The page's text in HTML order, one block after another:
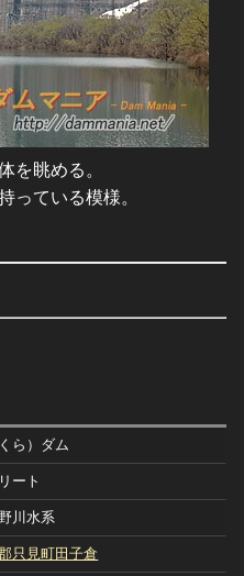
を眺める。
っている模様。
ら）ダム
ート
川水系
只見町田子倉